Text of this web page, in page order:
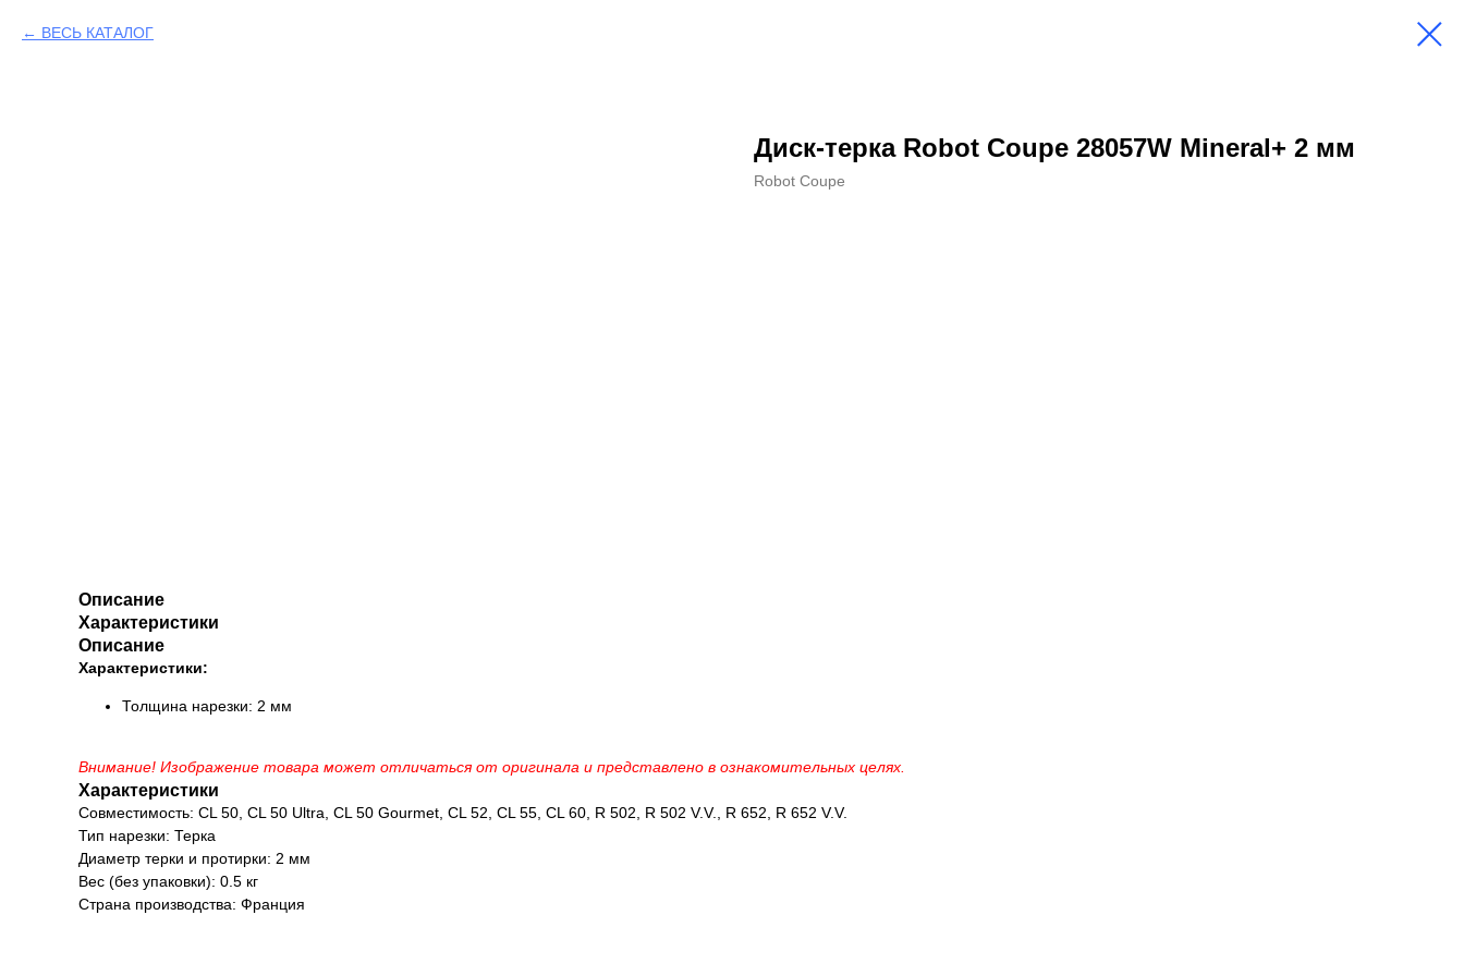
ВЕСЬ КАТАЛОГ
Диск-терка Robot Coupe 28057W Mineral+ 2 мм
Robot Coupe
Описание
Характеристики
Описание
Характеристики:
Толщина нарезки: 2 мм
Внимание! Изображение товара может отличаться от оригинала и представлено в ознакомительных целях.
Характеристики
Совместимость: CL 50, CL 50 Ultra, CL 50 Gourmet, CL 52, CL 55, CL 60, R 502, R 502 V.V., R 652, R 652 V.V.
Тип нарезки: Терка
Диаметр терки и протирки: 2 мм
Вес (без упаковки): 0.5 кг
Страна производства: Франция